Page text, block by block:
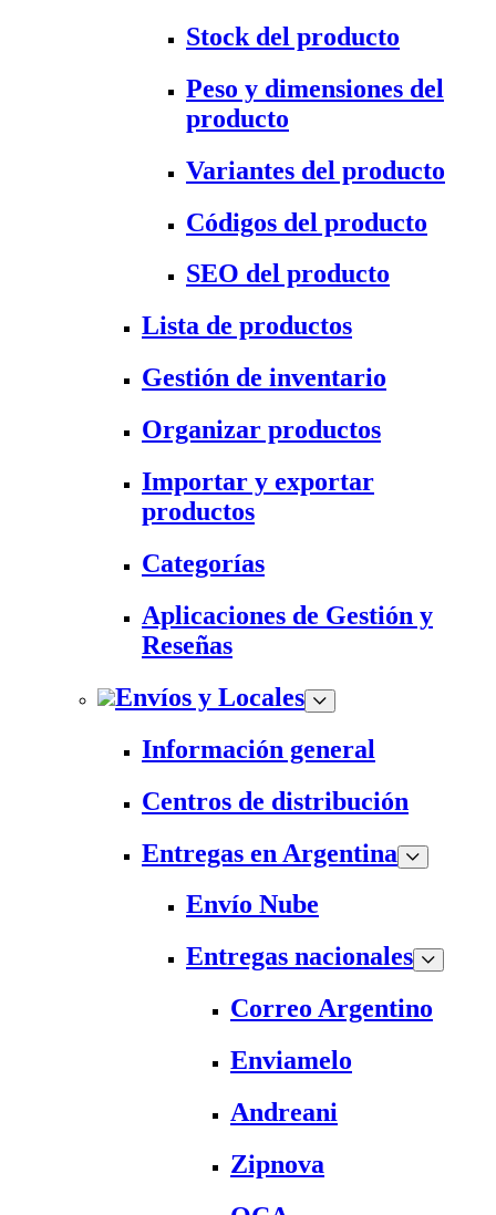
Stock del producto
Peso y dimensiones del
producto
Variantes del producto
Códigos del producto
SEO del producto
Lista de productos
Gestión de inventario
Organizar productos
Importar y exportar
productos
Categorías
Aplicaciones de Gestión y
Reseñas
Envíos y Locales
Información general
Centros de distribución
Entregas en Argentina
Envío Nube
Entregas nacionales
Correo Argentino
Enviamelo
Andreani
Zipnova